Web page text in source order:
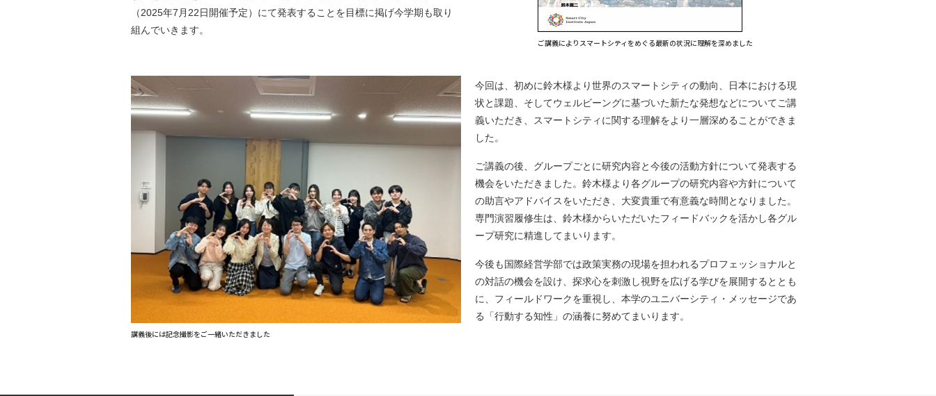
ご講義によりスマートシティをめぐる最新の状況に理解を深めました
（2025年7月22日開催予定）にて発表することを目標に掲げ今学期も取り
組んでいきます。
講義後には記念撮影をご一緒いただきました
今回は、初めに鈴木様より世界のスマートシティの動向、日本における現
状と課題、そしてウェルビーングに基づいた新たな発想などについてご講
義いただき、スマートシティに関する理解をより一層深めることができま
した。
ご講義の後、グループごとに研究内容と今後の活動方針について発表する
機会をいただきました。鈴木様より各グループの研究内容や方針について
の助言やアドバイスをいただき、大変貴重で有意義な時間となりました。
専門演習履修生は、鈴木様からいただいたフィードバックを活かし各グル
ープ研究に精進してまいります。
今後も国際経営学部では政策実務の現場を担われるプロフェッショナルと
の対話の機会を設け、探求心を刺激し視野を広げる学びを展開するととも
に、フィールドワークを重視し、本学のユニバーシティ・メッセージであ
る「行動する知性」の涵養に努めてまいります。